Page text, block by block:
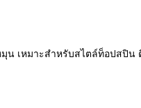
น เหมาะสำหรับสไตล์ท็อปสปิน